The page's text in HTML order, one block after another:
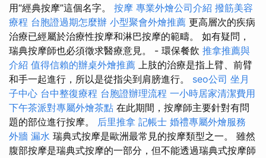
用“經典按摩”這個名字。 按摩 專業外燴公司介紹 撥筋美容
療程 台胞證過期怎麼辦 小型聚會外燴推薦 更高層次的疾病
治療已經屬於治療性按摩和淋巴按摩的範疇。 如有疑問，
瑞典按摩師也必須徵求醫療意見。 - 環保餐飲 推拿推薦與
介紹 值得信賴的辦桌外燴推薦 上肢的治療是指上臂、前臂
和手一起進行，所以是從指尖到肩膀進行。 seo公司 坐月
子中心 台中整復療程 台胞證辦理流程 一小時居家清潔費用
下午茶派對專屬外燴茶點 在此期間，按摩師主要針對有問
題的部位進行按摩。 后里推拿 記帳士 婚禮專屬外燴服務
外牆 漏水 瑞典式按摩是歐洲最常見的按摩類型之一。 雖然
腹部按摩是瑞典式按摩的一部分，但不能透過瑞典式按摩師